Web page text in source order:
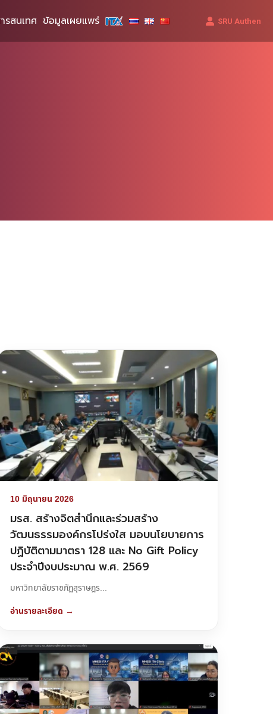
รสนเทศ ข้อมูลเผยแพร่ SRU Authen
10 มิถุนายน 2026
มรส. สร้างจิตสำนึกและร่วมสร้าง
วัฒนธรรมองค์กรโปร่งใส มอบนโยบายการ
ปฏิบัติตามมาตรา 128 และ No Gift Policy
ประจำปีงบประมาณ พ.ศ. 2569
มหาวิทยาลัยราชภัฏสุราษฎร...
อ่านรายละเอียด →